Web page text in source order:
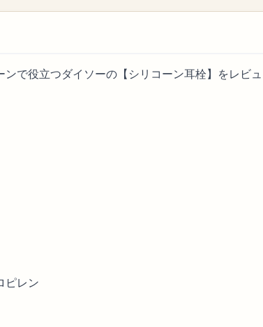
で役立つダイソーの【シリコーン耳栓】をレビュ
ピレン